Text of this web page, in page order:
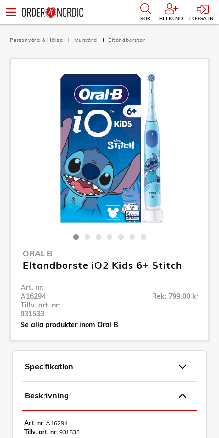
SÖK BLI KUND LOGGA IN
Personvård & Hälsa Munvård Eltandborstar
ORAL B
Eltandborste iO2 Kids 6+ Stitch
Art. nr:
A16294
Tillv. art. nr:
931533
Rek: 799,00 kr
Se alla produkter inom Oral B
Specifikation
Beskrivning
Art. nr: A16294
Tillv. art. nr: 931533